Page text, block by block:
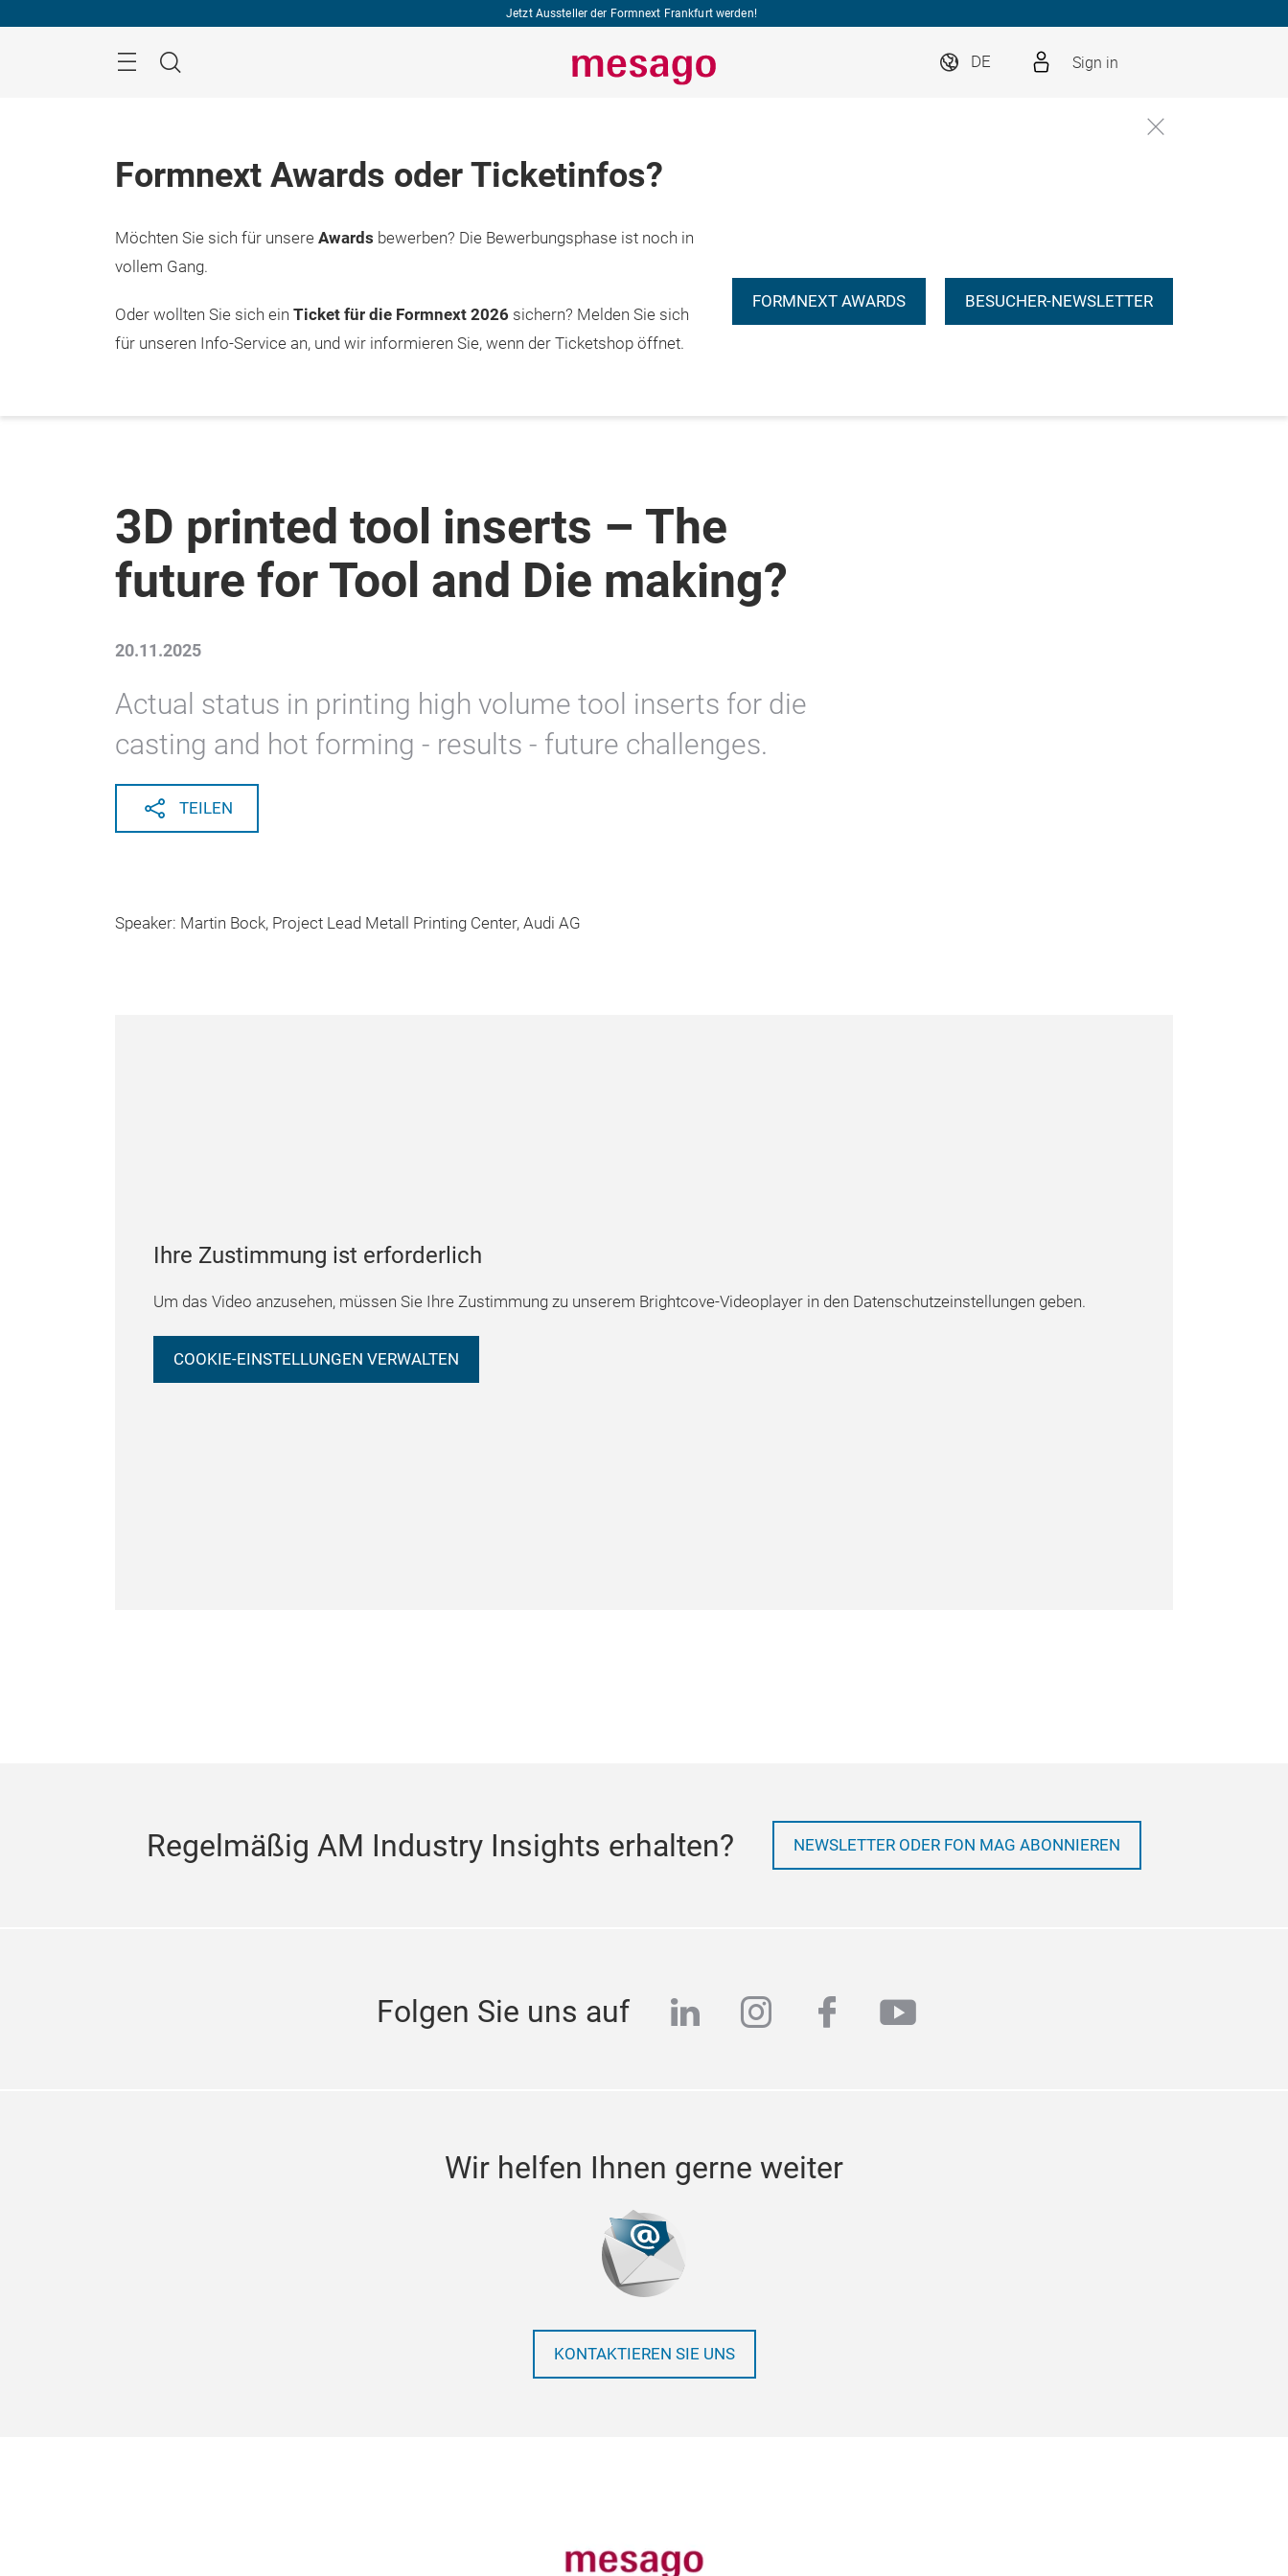
Jetzt Aussteller der Formnext Frankfurt werden!
Suche
DE Sign in
Formnext Awards oder Ticketinfos?
Möchten Sie sich für unsere Awards bewerben? Die Bewerbungsphase ist noch in
vollem Gang.
Oder wollten Sie sich ein Ticket für die Formnext 2026 sichern? Melden Sie sich
für unseren Info-Service an, und wir informieren Sie, wenn der Ticketshop öffnet.
FORMNEXT AWARDS BESUCHER-NEWSLETTER
3D printed tool inserts – The
future for Tool and Die making?
20.11.2025
Actual status in printing high volume tool inserts for die
casting and hot forming - results - future challenges.
TEILEN
Speaker: Martin Bock, Project Lead Metall Printing Center, Audi AG
Ihre Zustimmung ist erforderlich
Um das Video anzusehen, müssen Sie Ihre Zustimmung zu unserem Brightcove-Videoplayer in den Datenschutzeinstellungen geben.
COOKIE-EINSTELLUNGEN VERWALTEN
Regelmäßig AM Industry Insights erhalten? NEWSLETTER ODER FON MAG ABONNIEREN
Folgen Sie uns auf linkedininstagram
facebook
youtube
Wir helfen Ihnen gerne weiter
KONTAKTIEREN SIE UNS